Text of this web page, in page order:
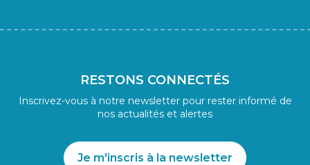
RESTONS CONNECTÉS
Inscrivez-vous à notre newsletter pour rester informé de
nos actualités et alertes
Je m'inscris à la newsletter